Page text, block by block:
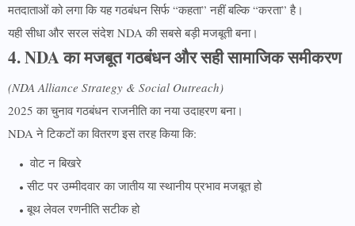
मतदाताओं को लगा कि यह गठबंधन सिर्फ “कहता” नहीं बल्कि “करता” है।
यही सीधा और सरल संदेश NDA की सबसे बड़ी मजबूती बना।
4. NDA का मजबूत गठबंधन और सही सामाजिक समीकरण
(NDA Alliance Strategy & Social Outreach)
2025 का चुनाव गठबंधन राजनीति का नया उदाहरण बना।
NDA ने टिकटों का वितरण इस तरह किया कि:
वोट न बिखरे
सीट पर उम्मीदवार का जातीय या स्थानीय प्रभाव मजबूत हो
बूथ लेवल रणनीति सटीक हो